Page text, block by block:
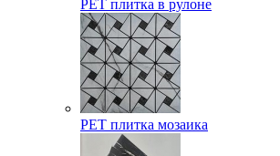
РЕТ плитка в рулоне
РЕТ плитка мозаика